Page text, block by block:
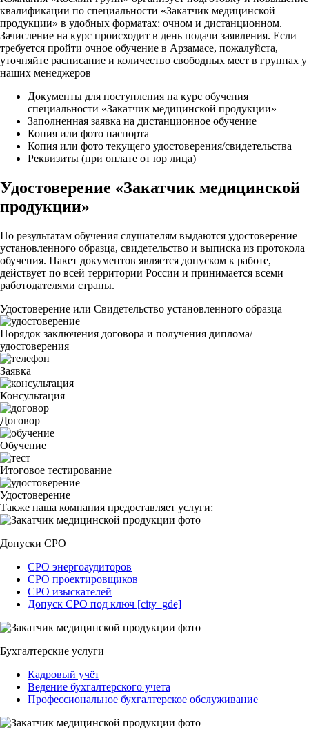
квалификации по специальности «Закатчик медицинской
продукции» в удобных форматах: очном и дистанционном.
Зачисление на курс происходит в день подачи заявления. Если
требуется пройти очное обучение в Арзамасе, пожалуйста,
уточняйте расписание и количество свободных мест в группах у
наших менеджеров
Документы для поступления на курс обучения
специальности «Закатчик медицинской продукции»
Заполненная заявка на дистанционное обучение
Копия или фото паспорта
Копия или фото текущего удостоверения/свидетельства
Реквизиты (при оплате от юр лица)
Удостоверение «Закатчик медицинской
продукции»
По результатам обучения слушателям выдаются удостоверение
установленного образца, свидетельство и выписка из протокола
обучения. Пакет документов является допуском к работе,
действует по всей территории России и принимается всеми
работодателями страны.
Удостоверение или Свидетельство установленного образца
Порядок заключения договора и получения диплома/
удостоверения
Заявка
Консультация
Договор
Обучение
Итоговое тестирование
Удостоверение
Также наша компания предоставляет услуги:
Допуски СРО
СРО энергоаудиторов
СРО проектировщиков
СРО изыскателей
Допуск СРО под ключ [city_gde]
Бухгалтерские услуги
Кадровый учёт
Ведение бухгалтерского учета
Профессиональное бухгалтерское обслуживание